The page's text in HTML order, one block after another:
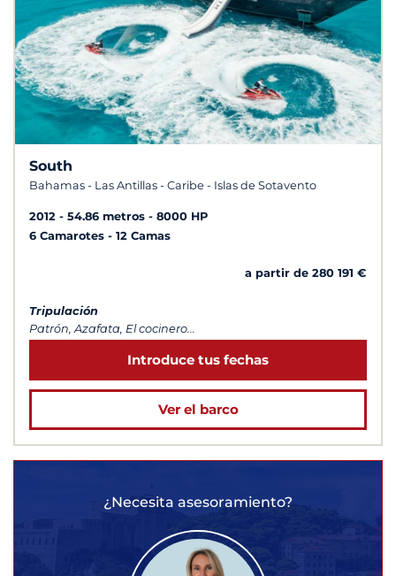
South
Bahamas - Las Antillas - Caribe - Islas de Sotavento
2012 54.86 metros
8000 HP
6 Camarotes
12 Camas
a partir de 280 191 €
Tripulación
Patrón, Azafata, El cocinero...
Introduce tus fechas
Ver el barco
¿Necesita asesoramiento?